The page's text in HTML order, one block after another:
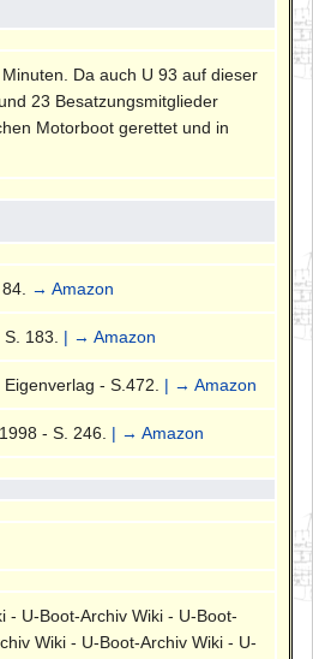
Da auch U 93 auf dieser
23 Besatzungsmitglieder
Motorboot gerettet und in
→ Amazon
183. | → Amazon
- S.472. | → Amazon
- S. 246. | → Amazon
- U-Boot-Archiv Wiki - U-Boot-
Wiki - U-Boot-Archiv Wiki - U-